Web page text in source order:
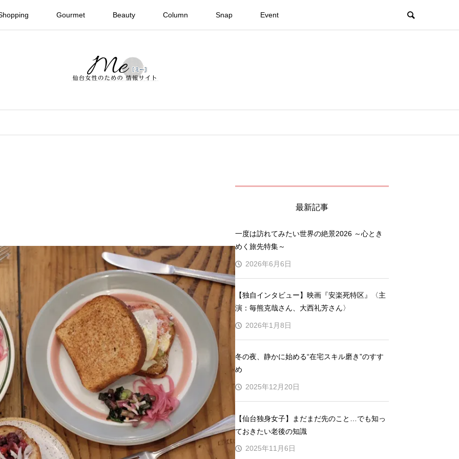
Gourmet Beauty Column Snap Event
最新記事
一度は訪れてみたい世界の絶景2026 ～心とき
めく旅先特集～
2026年6月6日
【独自インタビュー】映画『安楽死特区』〈主
演：毎熊克哉さん、大西礼芳さん〉
2026年1月8日
冬の夜、静かに始める“在宅スキル磨き”のすす
め
2025年12月20日
【仙台独身女子】まだまだ先のこと…でも知っ
ておきたい老後の知識
2025年11月6日